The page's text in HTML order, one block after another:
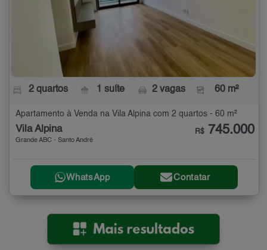
2 quartos 1 suíte 2 vagas 60 m²
Apartamento à Venda na Vila Alpina com 2 quartos - 60 m²
Vila Alpina
Grande ABC - Santo André
R$ 745.000
WhatsApp Contatar